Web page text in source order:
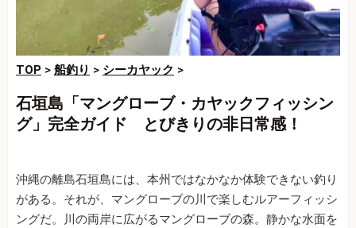
TOP > 船釣り > シーカヤック >
石垣島「マングローブ・カヤックフィッシン
グ」完全ガイド とびきりの非日常感！
沖縄の離島石垣島には、本州ではなかなか体験できない釣り
がある。それが、マングローブの川で楽しむルアーフィッシ
ングだ。川の両岸に広がるマングローブの森。静かな水面を